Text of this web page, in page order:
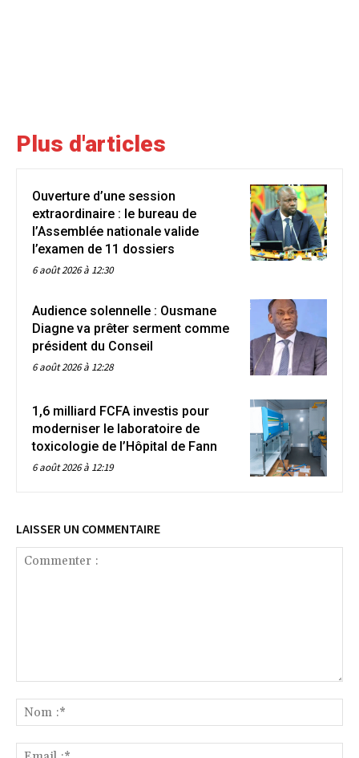
Plus d'articles
Ouverture d’une session
extraordinaire : le bureau de
l’Assemblée nationale valide
l’examen de 11 dossiers
6 août 2026 à 12:30
Audience solennelle : Ousmane
Diagne va prêter serment comme
président du Conseil
6 août 2026 à 12:28
1,6 milliard FCFA investis pour
moderniser le laboratoire de
toxicologie de l’Hôpital de Fann
6 août 2026 à 12:19
LAISSER UN COMMENTAIRE
:*